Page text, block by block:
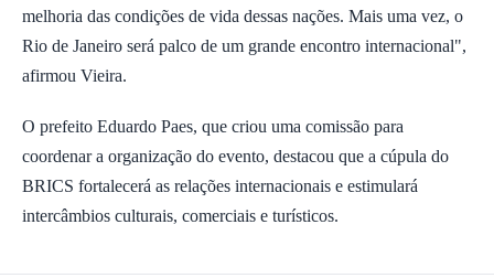
melhoria das condições de vida dessas nações. Mais uma vez, o
Rio de Janeiro será palco de um grande encontro internacional",
afirmou Vieira.
O prefeito Eduardo Paes, que criou uma comissão para
coordenar a organização do evento, destacou que a cúpula do
BRICS fortalecerá as relações internacionais e estimulará
intercâmbios culturais, comerciais e turísticos.